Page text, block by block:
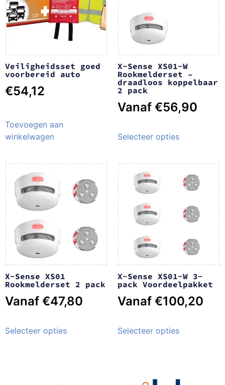
Veiligheidsset goed
voorbereid auto
€54,12
Toevoegen aan
winkelwagen
X-Sense XS01-W
Rookmelderset –
draadloos koppelbaar
2 pack
Vanaf €56,90
Selecteer opties
X-Sense XS01
Rookmelderset 2 pack
Vanaf €47,80
Selecteer opties
X-Sense XS01-W 3-
pack Voordeelpakket
Vanaf €100,20
Selecteer opties